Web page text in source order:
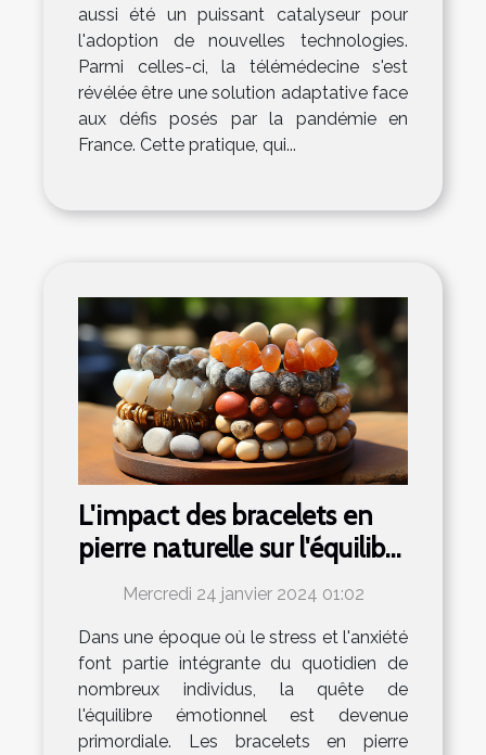
aussi été un puissant catalyseur pour
l'adoption de nouvelles technologies.
Parmi celles-ci, la télémédecine s'est
révélée être une solution adaptative face
aux défis posés par la pandémie en
France. Cette pratique, qui...
L'impact des bracelets en
pierre naturelle sur l'équilibre
émotionnel
Mercredi 24 janvier 2024 01:02
Dans une époque où le stress et l'anxiété
font partie intégrante du quotidien de
nombreux individus, la quête de
l'équilibre émotionnel est devenue
primordiale. Les bracelets en pierre